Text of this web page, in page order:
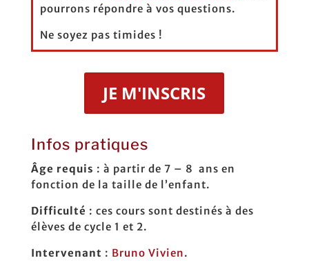
pourrons répondre à vos questions.
Ne soyez pas timides !
JE M'INSCRIS
Infos pratiques
Âge requis : à partir de 7 – 8 ans en
fonction de la taille de l’enfant.
Difficulté : ces cours sont destinés à des
élèves de cycle 1 et 2.
Intervenant : Bruno Vivien.